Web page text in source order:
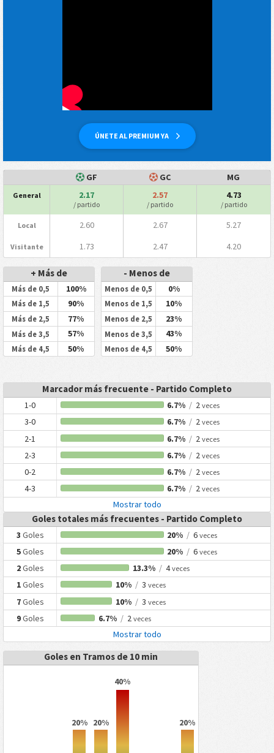
ÚNETE AL PREMIUM YA
GF GC MG
General 2.17
/ partido
2.57
/ partido
4.73
/ partido
Local 2.60 2.67 5.27
Visitante 1.73 2.47 4.20
+ Más de
Más de 0,5 100%
Más de 1,5 90%
Más de 2,5 77%
Más de 3,5 57%
Más de 4,5 50%
- Menos de
Menos de 0,5 0%
Menos de 1,5 10%
Menos de 2,5 23%
Menos de 3,5 43%
Menos de 4,5 50%
Marcador más frecuente - Partido Completo
1-0 6.7% / 2veces
3-0 6.7% / 2veces
2-1 6.7% / 2veces
2-3 6.7% / 2veces
0-2 6.7% / 2veces
4-3 6.7% / 2veces
Mostrar todo
Goles totales más frecuentes - Partido Completo
3 Goles 20% / 6veces
5Goles 20% / 6veces
2Goles 13.3% /4veces
1Goles 10% /3 veces
7Goles 10% /3 veces
9Goles 6.7% /2 veces
Mostrar todo
Goles en Tramos de 10 min
20% 20%
40%
20%